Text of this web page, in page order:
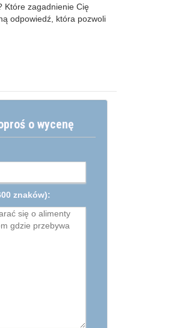
Które zagadnienie Cię
odpowiedź, która pozwoli
o wycenę
znaków):